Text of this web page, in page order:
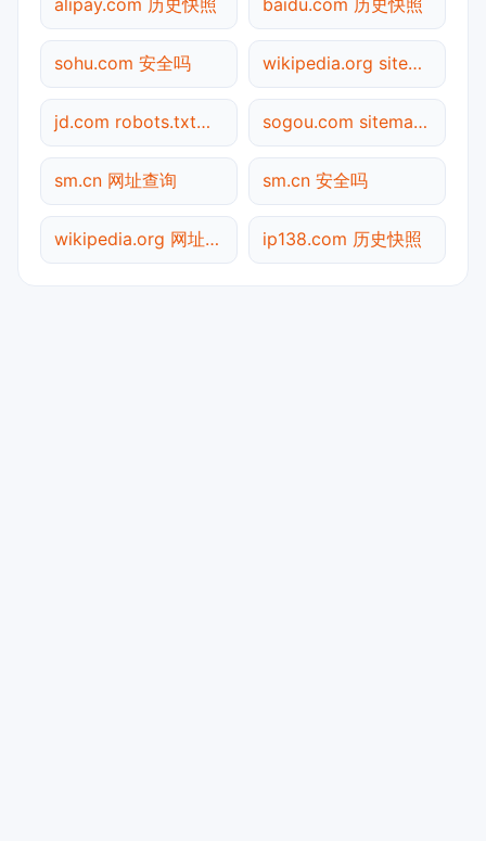
alipay.com 历史快照 baidu.com 历史快照
sohu.com 安全吗 wikipedia.org sitemap.xml检测
jd.com robots.txt检测 sogou.com sitemap.xml检测
sm.cn 网址查询 sm.cn 安全吗
wikipedia.org 网址查询 ip138.com 历史快照